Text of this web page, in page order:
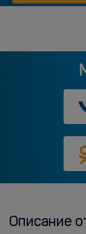
Описание